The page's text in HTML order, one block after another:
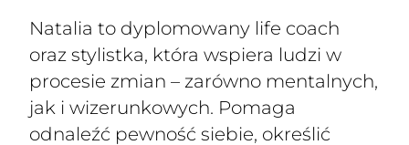
Natalia to dyplomowany life coach
oraz stylistka, która wspiera ludzi w
procesie zmian – zarówno mentalnych,
jak i wizerunkowych. Pomaga
odnaleźć pewność siebie, określić